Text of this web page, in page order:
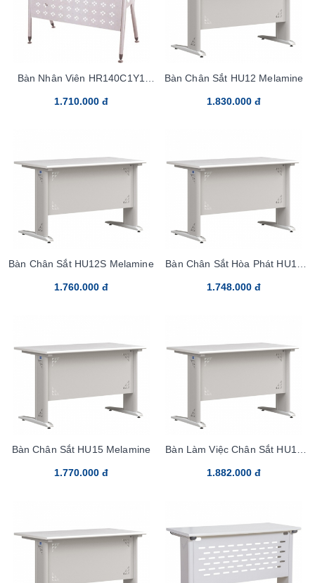
Bàn Nhân Viên HR140C1Y1
1.710.000 đ
Bàn Chân Sắt HU12 Melamine
1.830.000 đ
Bàn Chân Sắt HU12S Melamine
1.760.000 đ
Bàn Chân Sắt Hòa Phát HU14
1.748.000 đ
Bàn Chân Sắt HU15 Melamine
1.770.000 đ
Bàn Làm Việc Chân Sắt HU16
1.882.000 đ